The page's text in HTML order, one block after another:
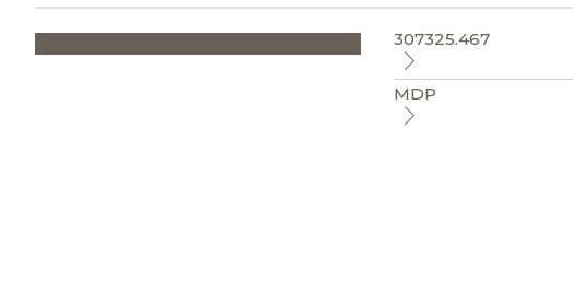
307325.467
MDP